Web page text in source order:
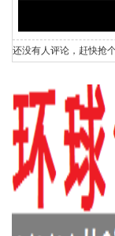
还没有人评论，赶快抢个